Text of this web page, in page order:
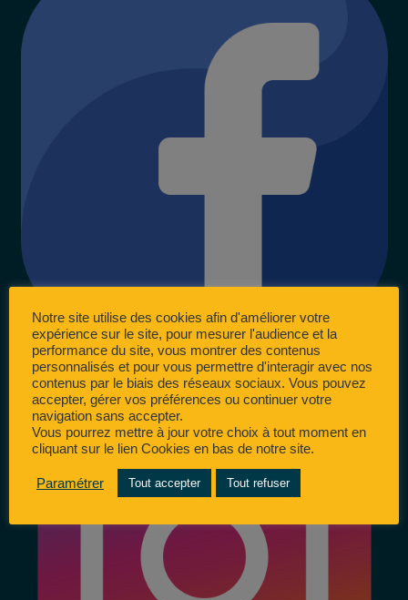
Notre site utilise des cookies afin d'améliorer votre
expérience sur le site, pour mesurer l'audience et la
performance du site, vous montrer des contenus
personnalisés et pour vous permettre d'interagir avec nos
contenus par le biais des réseaux sociaux. Vous pouvez
accepter, gérer vos préférences ou continuer votre
navigation sans accepter.
Vous pourrez mettre à jour votre choix à tout moment en
cliquant sur le lien Cookies en bas de notre site.
Paramétrer Tout accepter Tout refuser